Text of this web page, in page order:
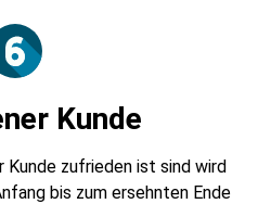
Kunde
zufrieden ist sind wird
bis zum ersehnten Ende